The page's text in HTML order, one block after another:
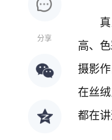
分享
高、
摄影
在丝
都在讲